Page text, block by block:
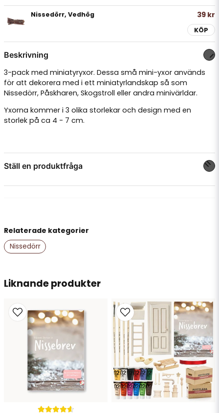
Nissedörr, Vedhög 39 kr
KÖP
Beskrivning
3-pack med miniatyryxor. Dessa små mini-yxor används
för att dekorera med i ett miniatyrlandskap så som
Nissedörr, Påskharen, Skogstroll eller andra minivärldar.
Yxorna kommer i 3 olika storlekar och design med en
storlek på ca 4 - 7 cm.
Ställ en produktfråga
name
Namn
email
Mejladress
Ja, ni får publicera min fråga
Liknande produkter
Relaterade kategorier
Nissedörr